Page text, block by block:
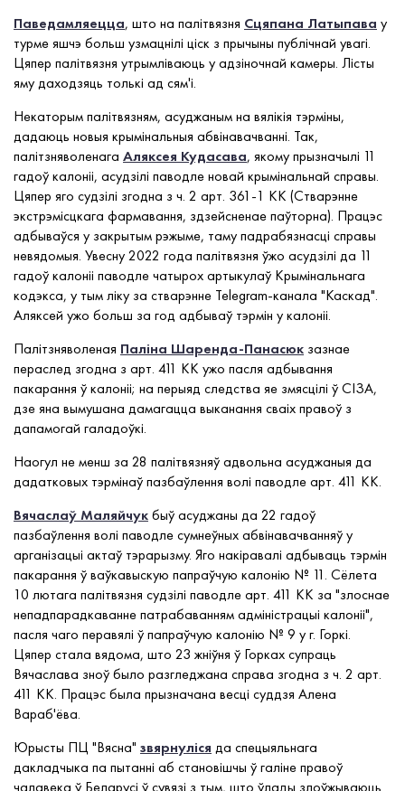
Паведамляецца, што на палітвязня Сцяпана Латыпава у
турме яшчэ больш узмацнілі ціск з прычыны публічнай увагі.
Цяпер палітвязня утрымліваюць у адзіночнай камеры. Лісты
яму даходзяць толькі ад сям'і.
Некаторым палітвязням, асуджаным на вялікія тэрміны,
дадаюць новыя крымінальныя абвінавачванні. Так,
палітзняволенага Аляксея Кудасава, якому прызначылі 11
гадоў калоніі, асудзілі паводле новай крымінальнай справы.
Цяпер яго судзілі згодна з ч. 2 арт. 361-1 КК (Стварэнне
экстрэмісцкага фармавання, здзейсненае паўторна). Працэс
адбываўся у закрытым рэжыме, таму падрабязнасці справы
невядомыя. Увесну 2022 года палітвязня ўжо асудзілі да 11
гадоў калоніі паводле чатырох артыкулаў Крымінальнага
кодэкса, у тым ліку за стварэнне Telegram-канала "Каскад".
Аляксей ужо больш за год адбываў тэрмін у калоніі.
Палітзняволеная Паліна Шаренда-Панасюк зазнае
пераслед згодна з арт. 411 КК ужо пасля адбывання
пакарання ў калоніі; на перыяд следства яе змясцілі ў СІЗА,
дзе яна вымушана дамагацца выканання сваіх правоў з
дапамогай галадоўкі.
Наогул не менш за 28 палітвязняў адвольна асуджаныя да
дадатковых тэрмінаў пазбаўлення волі паводле арт. 411 КК.
Вячаслаў Маляйчукбыў асуджаны да 22 гадоў
пазбаўлення волі паводле сумнеўных абвінавачванняў у
арганізацыі актаў тэрарызму. Яго накіравалі адбываць тэрмін
пакарання ў ваўкавыскую папраўчую калонію № 11. Сёлета
10 лютага палітвязня судзілі паводле арт. 411 КК за "злоснае
непадпарадкаванне патрабаванням адміністрацыі калоніі",
пасля чаго перавялі ў папраўчую калонію № 9 у г. Горкі.
Цяпер стала вядома, што 23 жніўня ў Горках супраць
Вячаслава зноў было разгледжана справа згодна з ч. 2 арт.
411 КК. Працэс была прызначана весці суддзя Алена
Вараб'ёва.
Юрысты ПЦ "Вясна" звярнуліся да спецыяльнага
дакладчыка па пытанні аб становішчы ў галіне правоў
чалавека ў Беларусі ў сувязі з тым, што ўлады злоўжываюць